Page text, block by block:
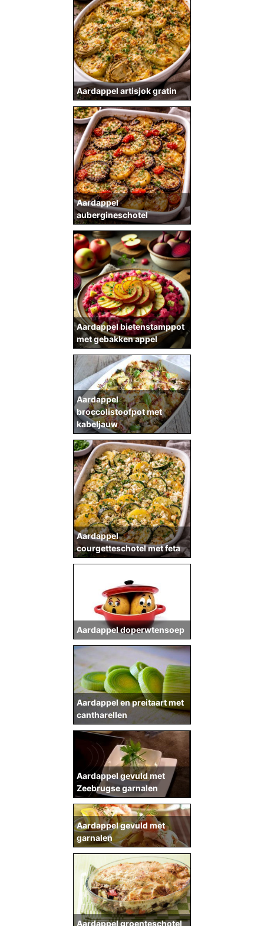
Aardappel artisjok gratin
Aardappel
aubergineschotel
Aardappel bietenstamppot
met gebakken appel
Aardappel
broccolistoofpot met
kabeljauw
Aardappel
courgetteschotel met feta
Aardappel doperwtensoep
Aardappel en preitaart met
cantharellen
Aardappel gevuld met
garnalen
Aardappel gevuld met
Zeebrugse garnalen
Aardappel groenteschotel